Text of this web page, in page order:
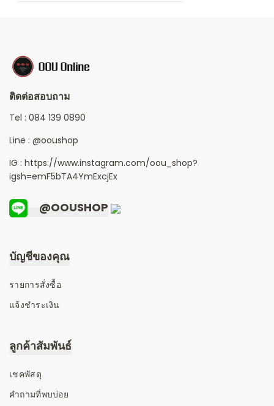
ติดต่อสอบถาม
Tel : 084 139 0890
Line : @ooushop
IG : https://www.instagram.com/oou_shop?
igsh=emF5bTA4YmExcjEx
@OOUSHOP
บัญชีของคุณ
รายการสั่งซื้อ
แจ้งชำระเงิน
ลูกค้าสัมพันธ์
เชคพัสดุ
คำถามที่พบบ่อย